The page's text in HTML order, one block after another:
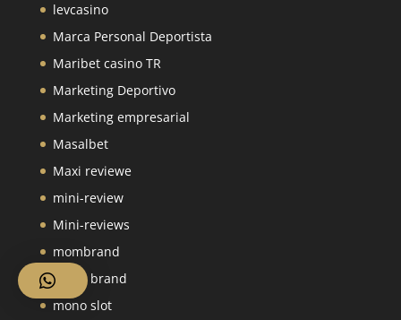
levcasino
Marca Personal Deportista
Maribet casino TR
Marketing Deportivo
Marketing empresarial
Masalbet
Maxi reviewe
mini-review
Mini-reviews
mombrand
mono brand
mono slot